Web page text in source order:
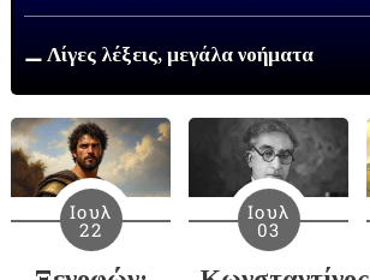
⚊ Λίγες λέξεις, μεγάλα νοήματα
Ιουλ
22
Ιουλ
03